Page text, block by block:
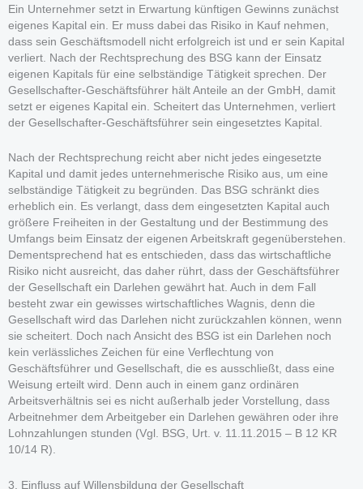
Ein Unternehmer setzt in Erwartung künftigen Gewinns zunächst
eigenes Kapital ein. Er muss dabei das Risiko in Kauf nehmen,
dass sein Geschäftsmodell nicht erfolgreich ist und er sein Kapital
verliert. Nach der Rechtsprechung des BSG kann der Einsatz
eigenen Kapitals für eine selbständige Tätigkeit sprechen. Der
Gesellschafter-Geschäftsführer hält Anteile an der GmbH, damit
setzt er eigenes Kapital ein. Scheitert das Unternehmen, verliert
der Gesellschafter-Geschäftsführer sein eingesetztes Kapital.
Nach der Rechtsprechung reicht aber nicht jedes eingesetzte
Kapital und damit jedes unternehmerische Risiko aus, um eine
selbständige Tätigkeit zu begründen. Das BSG schränkt dies
erheblich ein. Es verlangt, dass dem eingesetzten Kapital auch
größere Freiheiten in der Gestaltung und der Bestimmung des
Umfangs beim Einsatz der eigenen Arbeitskraft gegenüberstehen.
Dementsprechend hat es entschieden, dass das wirtschaftliche
Risiko nicht ausreicht, das daher rührt, dass der Geschäftsführer
der Gesellschaft ein Darlehen gewährt hat. Auch in dem Fall
besteht zwar ein gewisses wirtschaftliches Wagnis, denn die
Gesellschaft wird das Darlehen nicht zurückzahlen können, wenn
sie scheitert. Doch nach Ansicht des BSG ist ein Darlehen noch
kein verlässliches Zeichen für eine Verflechtung von
Geschäftsführer und Gesellschaft, die es ausschließt, dass eine
Weisung erteilt wird. Denn auch in einem ganz ordinären
Arbeitsverhältnis sei es nicht außerhalb jeder Vorstellung, dass
Arbeitnehmer dem Arbeitgeber ein Darlehen gewähren oder ihre
Lohnzahlungen stunden (Vgl. BSG, Urt. v. 11.11.2015 – B 12 KR
10/14 R).
3. Einfluss auf Willensbildung der Gesellschaft